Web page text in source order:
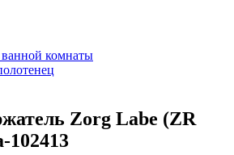
комнаты
Zorg Labe (ZR
102413